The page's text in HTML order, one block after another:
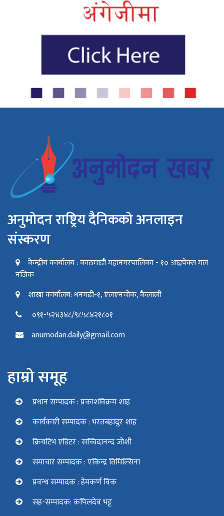
अनुमोदन राष्ट्रिय दैनिकको अनलाइन
संस्करण
केन्द्रीय कार्यालय : काठमाडौं महानगरपालिका - १० आइपेक्स मल
नजिक
शाखा कार्यालय: धनगढी-१, एलएनचोक, कैलाली
०९१-५२४३४८/९८५८४२१८०१
anumodan.daily@gmail.com
हाम्रो समूह
प्रधान सम्पादक : प्रकाशविक्रम शाह
कार्यकारी सम्पादक : भरतबहादुर शाह
क्रियटिभ एडिटर : सच्चिदानन्द जोशी
समाचार सम्पादक : एकिन्द्र तिमिल्सिना
प्रवन्ध सम्पादक : हेमकर्ण विक
सह-सम्पादक: कपिलदेव भट्ट